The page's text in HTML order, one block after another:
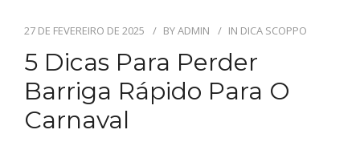
27 DE FEVEREIRO DE 2025 BYADMIN IN DICA SCOPPO
5 Dicas Para Perder
Barriga Rápido Para O
Carnaval